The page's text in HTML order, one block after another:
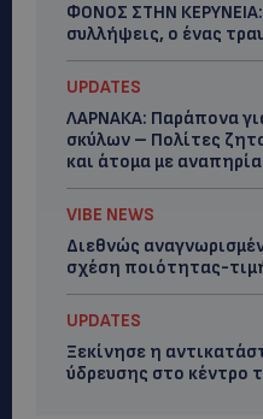
ΦΟΝΟΣ ΣΤΗΝ
συλλήψεις, ο ένας
UPDATES
ΛΑΡΝΑΚΑ: Παράπονα
σκύλων – Πολίτες
και άτομα με
VIBE NEWS
Διεθνώς
σχέση ποιότητας-
UPDATES
Ξεκίνησε η
ύδρευσης στο κέντρο